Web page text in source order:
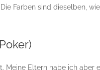
Farben sind dieselben, wie
Meine Eltern habe ich aber